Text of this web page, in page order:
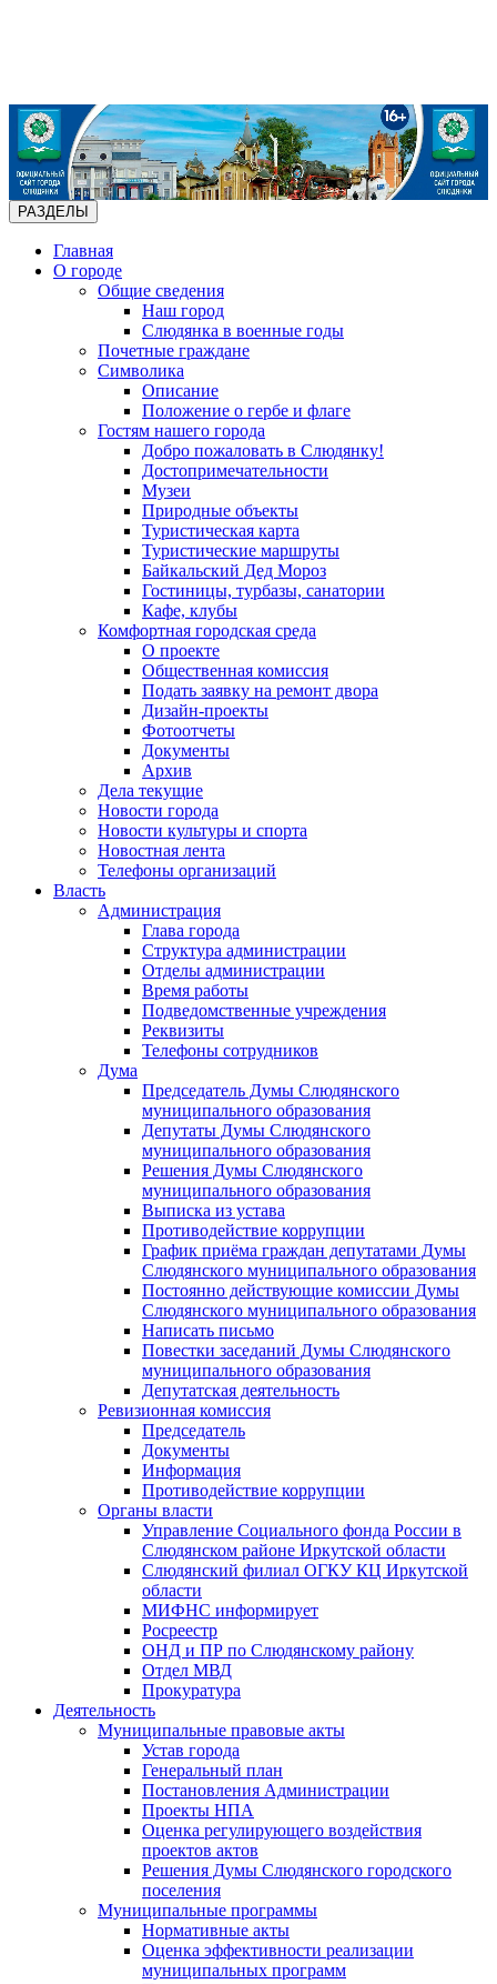
РАЗДЕЛЫ
Главная
О городе
Общие сведения
Наш город
Слюдянка в военные годы
Почетные граждане
Символика
Описание
Положение о гербе и флаге
Гостям нашего города
Добро пожаловать в Слюдянку!
Достопримечательности
Музеи
Природные объекты
Туристическая карта
Туристические маршруты
Байкальский Дед Мороз
Гостиницы, турбазы, санатории
Кафе, клубы
Комфортная городская среда
О проекте
Общественная комиссия
Подать заявку на ремонт двора
Дизайн-проекты
Фотоотчеты
Документы
Архив
Дела текущие
Новости города
Новости культуры и спорта
Новостная лента
Телефоны организаций
Власть
Администрация
Глава города
Структура администрации
Отделы администрации
Время работы
Подведомственные учреждения
Реквизиты
Телефоны сотрудников
Дума
Председатель Думы Слюдянского
муниципального образования
Депутаты Думы Слюдянского
муниципального образования
Решения Думы Слюдянского
муниципального образования
Выписка из устава
Противодействие коррупции
График приёма граждан депутатами Думы
Слюдянского муниципального образования
Постоянно действующие комиссии Думы
Слюдянского муниципального образования
Написать письмо
Повестки заседаний Думы Слюдянского
муниципального образования
Депутатская деятельность
Ревизионная комиссия
Председатель
Документы
Информация
Противодействие коррупции
Органы власти
Управление Социального фонда России в
Слюдянском районе Иркутской области
Слюдянский филиал ОГКУ КЦ Иркутской
области
МИФНС информирует
Росреестр
ОНД и ПР по Слюдянскому району
Отдел МВД
Прокуратура
Деятельность
Муниципальные правовые акты
Устав города
Генеральный план
Постановления Администрации
Проекты НПА
Оценка регулирующего воздействия
проектов актов
Решения Думы Слюдянского городского
поселения
Муниципальные программы
Нормативные акты
Оценка эффективности реализации
муниципальных программ